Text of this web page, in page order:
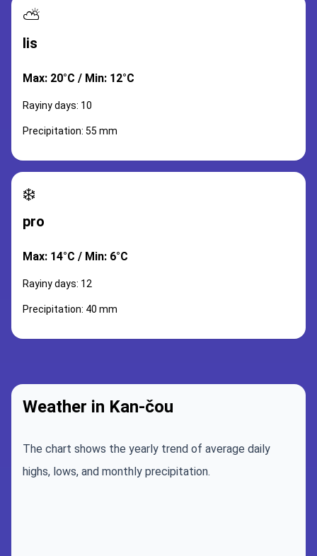
⛅
lis
Max: 20°C / Min: 12°C
Rayiny days: 10
Precipitation: 55 mm
❄️
pro
Max: 14°C / Min: 6°C
Rayiny days: 12
Precipitation: 40 mm
Weather in Kan-čou
The chart shows the yearly trend of average daily
highs, lows, and monthly precipitation.